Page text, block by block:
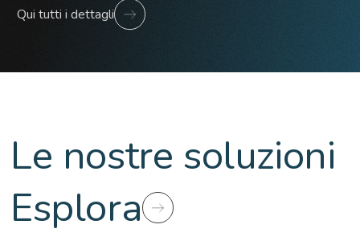
Qui tutti i dettagli
Le nostre soluzioni
Esplora